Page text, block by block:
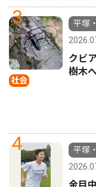
3
社会
平塚
クビ
樹木
4
平塚